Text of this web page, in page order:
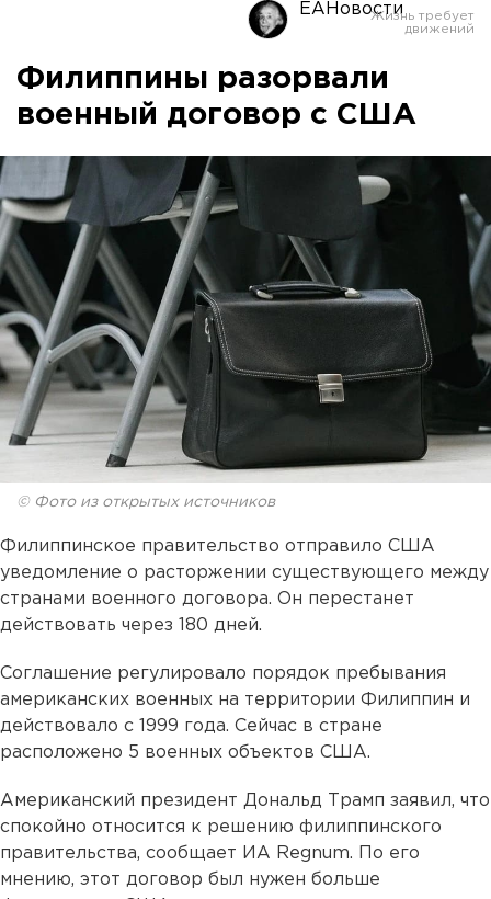
ЕАНовости
Филиппины разорвали
военный договор с США
© Фото из открытых источников
Филиппинское правительство отправило США
уведомление о расторжении существующего между
странами военного договора. Он перестанет
действовать через 180 дней.
Соглашение регулировало порядок пребывания
американских военных на территории Филиппин и
действовало с 1999 года. Сейчас в стране
расположено 5 военных объектов США.
Американский президент Дональд Трамп заявил, что
спокойно относится к решению филиппинского
правительства, сообщает ИА Regnum. По его
мнению, этот договор был нужен больше